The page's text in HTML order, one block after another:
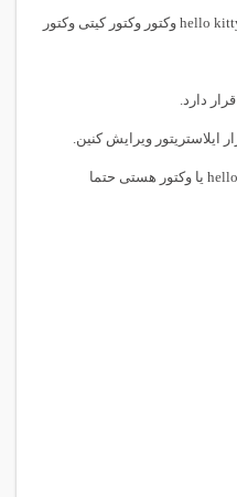
وکتور کارتون هلو کیتی وکتور کارتون hello kitty وکتور وکتور کیتی وکتور
ایلاستریتور ویرایش کنین.
یا وکتور هستی حتما